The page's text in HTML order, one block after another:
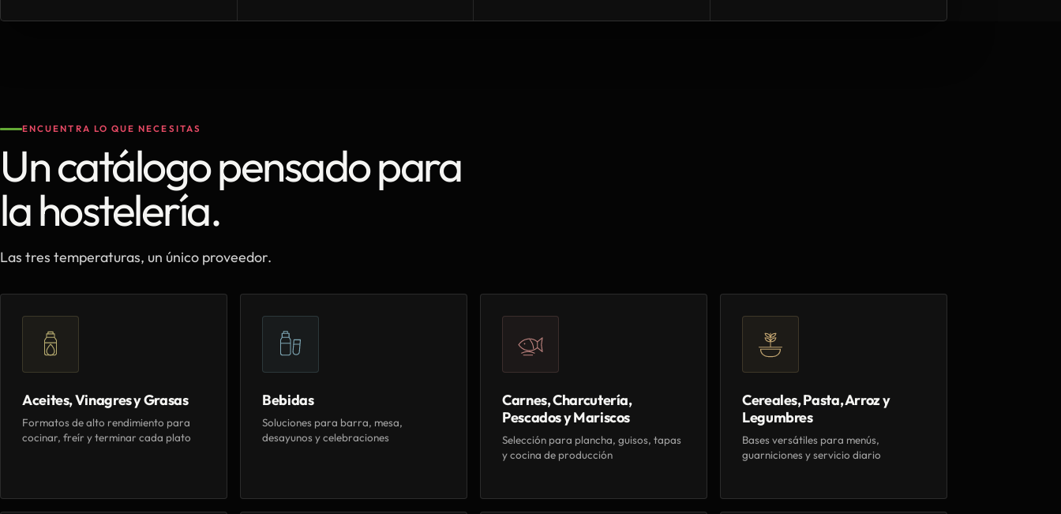
ENCUENTRA LO QUE NECESITAS
Un catálogo pensado para
la hostelería.
Las tres temperaturas, un único proveedor.
Aceites, Vinagres y Grasas
Formatos de alto rendimiento para
cocinar, freír y terminar cada plato
Bebidas
Soluciones para barra, mesa,
desayunos y celebraciones
Carnes, Charcutería,
Pescados y Mariscos
Selección para plancha, guisos, tapas
y cocina de producción
Cereales, Pasta, Arroz y
Legumbres
Bases versátiles para menús,
guarniciones y servicio diario